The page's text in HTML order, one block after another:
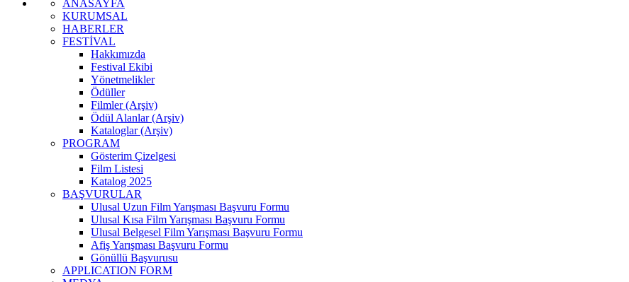
ANASAYFA
KURUMSAL
HABERLER
FESTİVAL
Hakkımızda
Festival Ekibi
Yönetmelikler
Ödüller
Filmler (Arşiv)
Ödül Alanlar (Arşiv)
Kataloglar (Arşiv)
PROGRAM
Gösterim Çizelgesi
Film Listesi
Katalog 2025
BAŞVURULAR
Ulusal Uzun Film Yarışması Başvuru Formu
Ulusal Kısa Film Yarışması Başvuru Formu
Ulusal Belgesel Film Yarışması Başvuru Formu
Afiş Yarışması Başvuru Formu
Gönüllü Başvurusu
APPLICATION FORM